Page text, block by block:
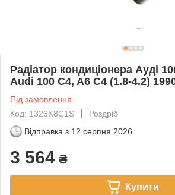
Радіатор кондиціонера Ауді
Audi 100 C4, A6 C4 (1.8-4.2)
Під замовлення
Код: 1326K8C1S
Роздріб
Відправка з 12 серпня 2026
3 564 ₴
Купити